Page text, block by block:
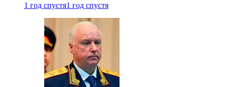
1 год спустя1 год спустя